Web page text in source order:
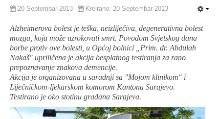
20 Septembar 2013 Kreirano: 20 Septembar 2013
Alzheimerova bolest je teška, neizliječiva, degenerativna bolest
mozga, koja može uzrokovati smrt. Povodom Svjetskog dana
borbe protiv ove bolesti, u Općoj bolnici „Prim. dr. Abdulah
Nakaš" upriličena je akcija besplatnog testiranja za rano
prepoznavanje znakova demencije.
Akcija je organizovana u saradnji sa "Mojom klinikom" i
Liječničkom-ljekarskom komorom Kantona Sarajevo.
Testirano je oko stotinu građana Sarajeva.